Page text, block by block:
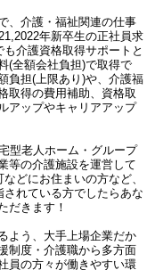
、介護・福祉関連の仕事
年新卒生の正社員求
介護資格取得サポートと
(全額会社負担)で取得で
負担(上限あり)や、介護福
取得の費用補助、資格取
アップやキャリアアップ
型老人ホーム・グループ
等の介護施設を運営して
どにお住まいの方など、
れている方でしたらあな
だきます！
よう、大手上場企業だか
制度・介護職から多方面
員の方々が働きやすい環